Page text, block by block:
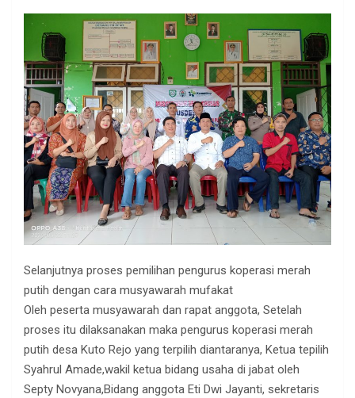
Selanjutnya proses pemilihan pengurus koperasi merah
putih dengan cara musyawarah mufakat
Oleh peserta musyawarah dan rapat anggota, Setelah
proses itu dilaksanakan maka pengurus koperasi merah
putih desa Kuto Rejo yang terpilih diantaranya, Ketua tepilih
Syahrul Amade,wakil ketua bidang usaha di jabat oleh
Septy Novyana,Bidang anggota Eti Dwi Jayanti, sekretaris